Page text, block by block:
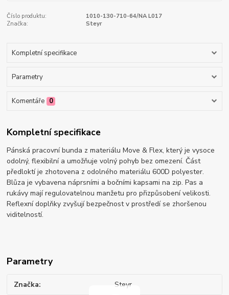
Číslo produktu:
1010-130-710-64/NA L017
Značka:
Steyr
Kompletní specifikace
Parametry
Komentáře 0
Kompletní specifikace
Pánská pracovní bunda z materiálu Move & Flex, který je vysoce
odolný, flexibilní a umožňuje volný pohyb bez omezení. Část
předloktí je zhotovena z odolného materiálu 600D polyester.
Blůza je vybavena náprsními a bočními kapsami na zip. Pas a
rukávy mají regulovatelnou manžetu pro přizpůsobení velikosti.
Reflexní doplňky zvyšují bezpečnost v prostředí se zhoršenou
viditelností.
Parametry
Značka Steyr